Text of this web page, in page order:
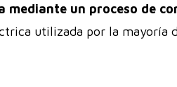
mediante un proceso de
utilizada por la mayoría